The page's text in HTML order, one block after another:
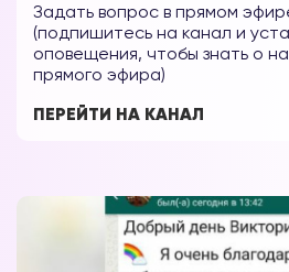
Задать вопрос в прямом
(подпишитесь на канал и
оповещения, чтобы знать о
прямого эфира)
ПЕРЕЙТИ НА КАНАЛ